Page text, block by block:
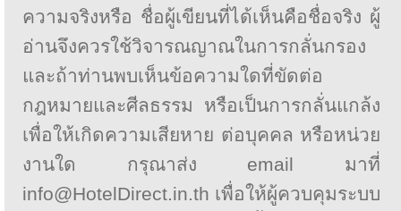
ความจริงหรือ ชื่อผู้เขียนที่ได้เห็นคือชื่อจริง ผู้
อ่านจึงควรใช้วิจารณญาณในการกลั่นกรอง
และถ้าท่านพบเห็นข้อความใดที่ขัดต่อ
กฎหมายและศีลธรรม หรือเป็นการกลั่นแกล้ง
เพื่อให้เกิดความเสียหาย ต่อบุคคล หรือหน่วย
งานใด กรุณาส่ง email มาที่
info@HotelDirect.in.th เพื่อให้ผู้ควบคุมระบบ